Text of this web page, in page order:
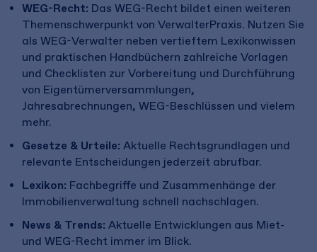
WEG-Recht: Das WEG-Recht bildet einen weiteren
Themenschwerpunkt von VerwalterPraxis. Nutzen Sie
als WEG-Verwalter neben vertieftem Lexikonwissen
und praktischen Handbüchern zahlreiche Vorlagen
und Checklisten zur Vorbereitung und Durchführung
von Eigentümerversammlungen,
Jahresabrechnungen, WEG-Beschlüssen und vielem
mehr.
Gesetze & Urteile: Aktuelle Rechtsgrundlagen und
relevante Entscheidungen jederzeit abrufbar.
Lexikon: Fachbegriffe und Zusammenhänge der
Immobilienverwaltung schnell nachschlagen.
News & Trends: Aktuelle Entwicklungen aus Miet-
und WEG-Recht immer im Blick.